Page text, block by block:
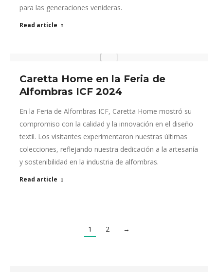
para las generaciones venideras.
Read article
Caretta Home en la Feria de
Alfombras ICF 2024
En la Feria de Alfombras ICF, Caretta Home mostró su
compromiso con la calidad y la innovación en el diseño
textil. Los visitantes experimentaron nuestras últimas
colecciones, reflejando nuestra dedicación a la artesanía
y sostenibilidad en la industria de alfombras.
Read article
1 2 →